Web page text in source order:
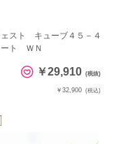
ェスト キューブ４５－４
ート ＷＮ
￥29,910 (税抜)
￥32,900 (税込)